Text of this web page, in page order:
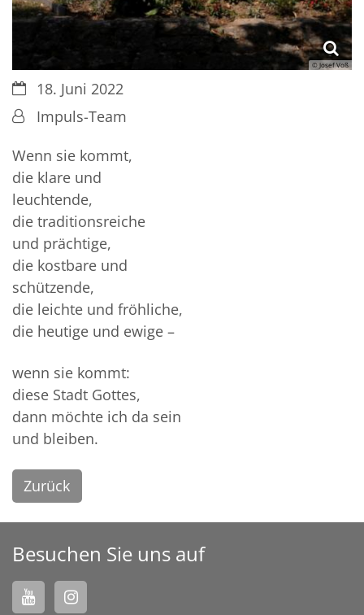
© Josef Voß
Datum:18. Juni 2022
Von:Impuls-Team
Wenn sie kommt,
die klare und
leuchtende,
die traditionsreiche
und prächtige,
die kostbare und
schützende,
die leichte und fröhliche,
die heutige und ewige –
wenn sie kommt:
diese Stadt Gottes,
dann möchte ich da sein
und bleiben.
Zurück
Besuchen Sie uns auf